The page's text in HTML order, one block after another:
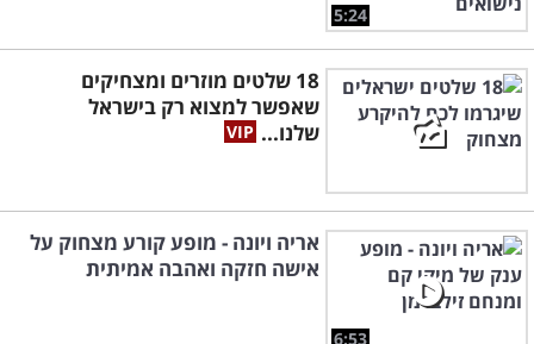
5:24
18 שלטים מוזרים ומצחיקים
שאפשר למצוא רק בישראל
שלנו...
6:53
אריה ויונה - מופע קורע מצחוק על
אישה חזקה ואהבה אמיתית